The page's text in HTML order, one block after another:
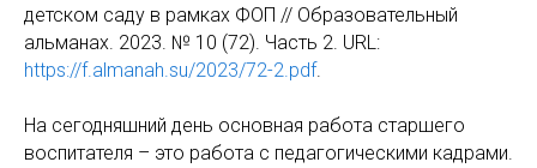
детском саду в рамках ФОП // Образовательный
альманах. 2023. № 10 (72). Часть 2. URL:
https://f.almanah.su/2023/72-2.pdf.
На сегодняшний день основная работа старшего
воспитателя – это работа с педагогическими кадрами.